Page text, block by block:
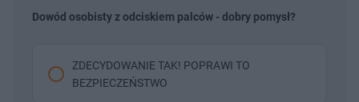
Dowód osobisty z odciskiem palców - dobry pomysł?
ZDECYDOWANIE TAK! POPRAWI TO
BEZPIECZEŃSTWO